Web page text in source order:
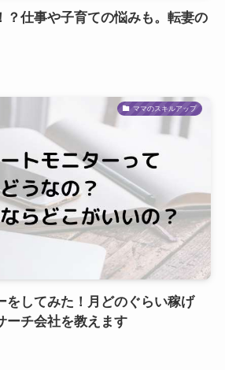
？仕事や子育ての悩みも。転妻の
ママのスキルアップ
をしてみた！月どのぐらい稼げ
ーチ会社を教えます